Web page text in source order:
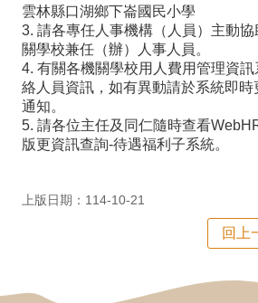
生
專
區
行
政
雲林縣口湖鄉下崙國民小學
3. 請各專任人事機構（人員）主動
關學校兼任（辦）人事人員。
4. 有關各機關學校用人費用管理資
絡人員資訊，如有異動請於系統即時
通知。
5. 請各位主任及同仁隨時查看
版更資訊查詢-待遇福利子系統。
上版日期：114-10-21
回上